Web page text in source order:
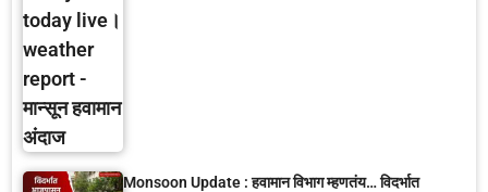
Monsoon Update : हवामान विभाग म्हणतंय… विदर्भात